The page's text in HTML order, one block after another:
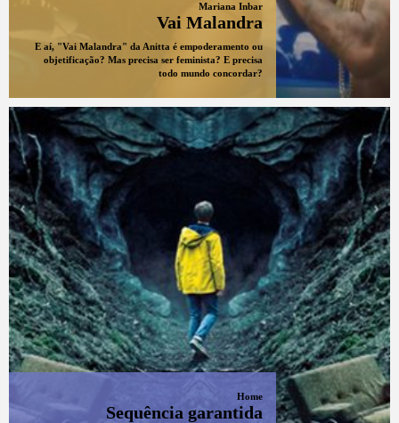
Mariana Inbar
Vai Malandra
E aí, "Vai Malandra" da Anitta é empoderamento ou
objetificação? Mas precisa ser feminista? E precisa
todo mundo concordar?
Home
Sequência garantida